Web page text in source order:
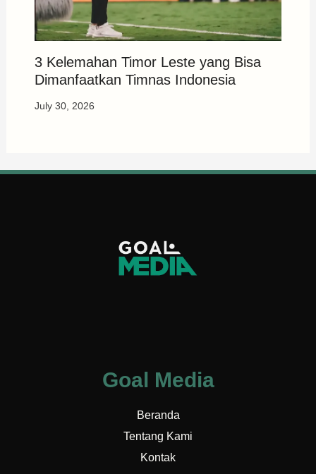
3 Kelemahan Timor Leste yang Bisa
Dimanfaatkan Timnas Indonesia
July 30, 2026
Goal Media
Beranda
Tentang Kami
Kontak